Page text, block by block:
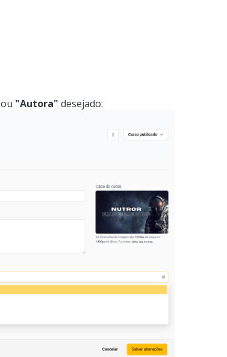
ou "Autora" desejado: